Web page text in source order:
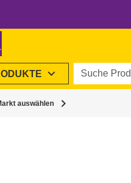
expand_more Suche
auswählen chevron_right